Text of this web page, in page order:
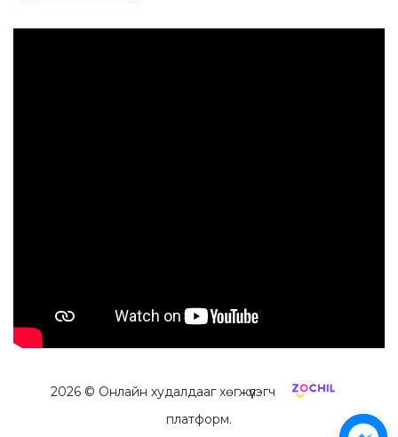
2026© Онлайн худалдааг хөгжүүлэгч
платформ.